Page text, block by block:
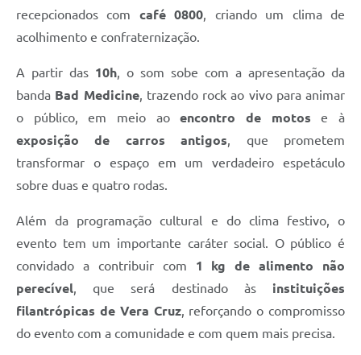
recepcionados com café 0800 , criando um clima de
acolhimento e confraternização.
A partir das 10h , o som sobe com a apresentação da
banda Bad Medicine, trazendo rock ao vivo para animar
o público, em meio aoencontro de motos e à
exposição de carros antigos , que prometem
transformar o espaço em um verdadeiro espetáculo
sobre duas e quatro rodas.
Além da programação cultural e do clima festivo, o
evento tem um importante caráter social. O público é
convidado a contribuir com 1 kg de alimento não
perecível , que será destinado às instituições
filantrópicas de Vera Cruz, reforçando o compromisso
do evento com a comunidade e com quem mais precisa.